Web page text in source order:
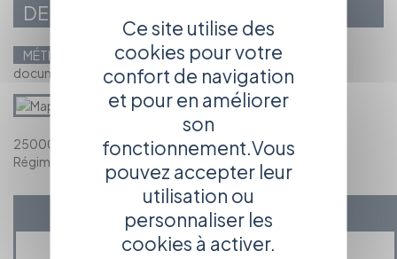
DELPHINE ZIEGLER
MÉTIERS PRINCIPAUX
Réalisateur(rice) de films
documentaires / Auteur
25000 MONTMAHOUX
Régime social : Travailleur indépendant
EXPÉRIENCE
PRÉSENTATION
Ce site utilise des
cookies pour votre
confort de navigation
et pour en améliorer
son
fonctionnement.Vous
pouvez accepter leur
utilisation ou
personnaliser les
cookies à activer.